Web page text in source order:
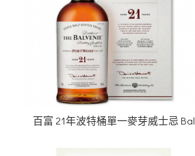
百富 21年波特桶單一麥芽威士忌 Bal